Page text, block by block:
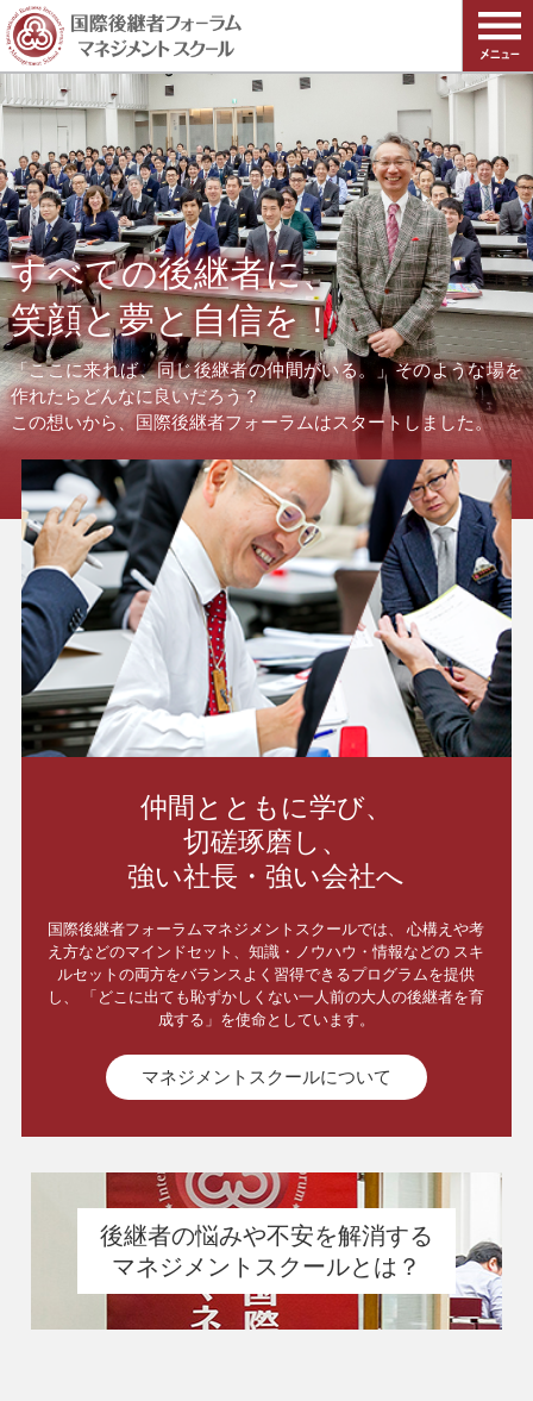
すべての後継者に、
笑顔と夢と自信を！
「ここに来れば、同じ後継者の仲間がいる。」そのような場を
作れたらどんなに良いだろう？
この想いから、国際後継者フォーラムはスタートしました。
仲間とともに学び、
切磋琢磨し、
強い社長・強い会社へ
国際後継者フォーラムマネジメントスクールでは、
心構えや考
え方などのマインドセット、知識・ノウハウ・情報などの スキ
ルセットの両方をバランスよく習得できるプログラムを提供
し、
「どこに出ても恥ずかしくない一人前の大人の後継者を育
成する」を使命としています。
マネジメントスクールについて
後継者の悩みや不安を解消する
マネジメントスクールとは？